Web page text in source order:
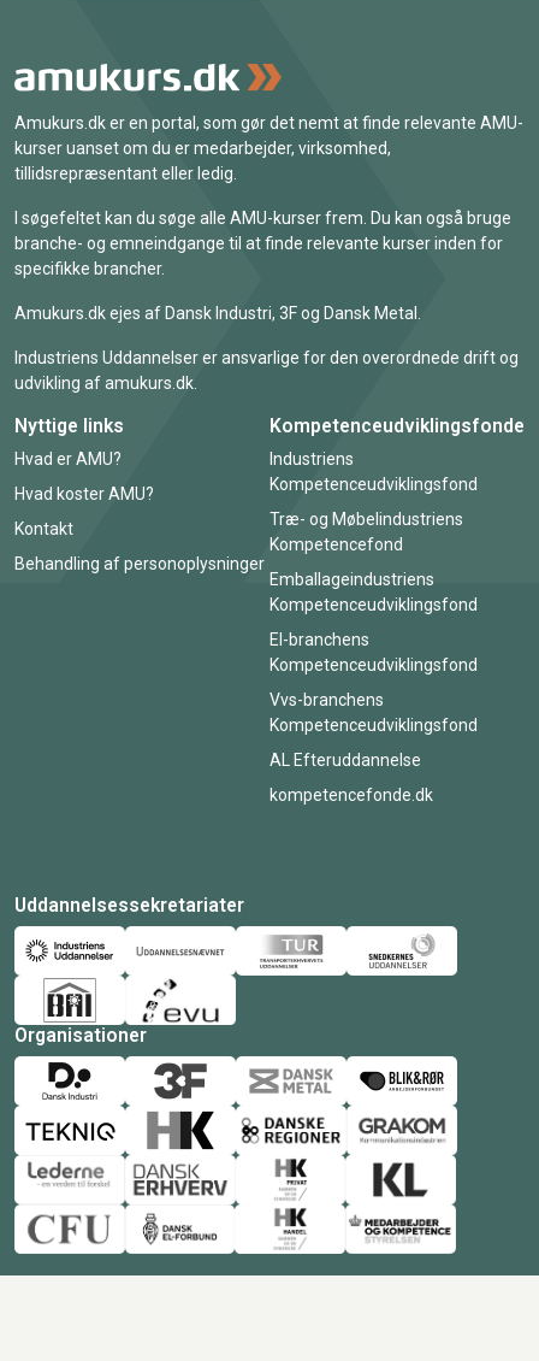
Amukurs.dk er en portal, som gør det nemt at finde relevante AMU-
kurser uanset om du er medarbejder, virksomhed,
tillidsrepræsentant eller ledig.
I søgefeltet kan du søge alle AMU-kurser frem. Du kan også bruge
branche- og emneindgange til at finde relevante kurser inden for
specifikke brancher.
Amukurs.dk ejes af Dansk Industri, 3F og Dansk Metal.
Industriens Uddannelser er ansvarlige for den overordnede drift og
udvikling af amukurs.dk.
Nyttige links
Hvad er AMU?
Hvad koster AMU?
Kontakt
Behandling af personoplysninger
Kompetenceudviklingsfonde
Industriens
Kompetenceudviklingsfond
Træ- og Møbelindustriens
Kompetencefond
Emballageindustriens
Kompetenceudviklingsfond
El-branchens
Kompetenceudviklingsfond
Vvs-branchens
Kompetenceudviklingsfond
AL Efteruddannelse
kompetencefonde.dk
Uddannelsessekretariater
Organisationer